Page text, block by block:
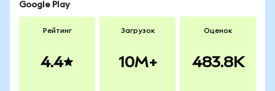
Google Play
Рейтинг
4.4
Загрузок
10M+
Оценок
483.8K